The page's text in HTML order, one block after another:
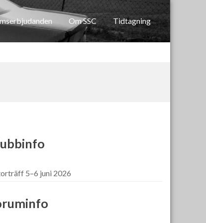
Om SSC Tidtagning
5–6 juni 2026